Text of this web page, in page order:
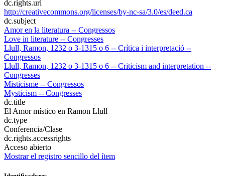
dc.rights.uri
http://creativecommons.org/licenses/by-nc-sa/3.0/es/deed.ca
dc.subject
Amor en la literatura -- Congressos
Love in literature -- Congresses
Llull, Ramon, 1232 o 3-1315 o 6 -- Crítica i interpretació --
Congressos
Llull, Ramon, 1232 o 3-1315 o 6 -- Criticism and interpretation --
Congresses
Misticisme -- Congressos
Mysticism -- Congresses
dc.title
El Amor místico en Ramon Llull
dc.type
Conferencia/Clase
dc.rights.accessrights
Acceso abierto
Mostrar el registro sencillo del ítem